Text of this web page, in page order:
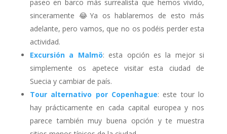
paseo en barco más surrealista que hemos vivido,
sinceramente 😂Ya os hablaremos de esto más
adelante, pero vamos, que no os podéis perder esta
actividad.
Excursión a Malmö: esta opción es la mejor si
simplemente os apetece visitar esta ciudad de
Suecia y cambiar de país.
Tour alternativo por Copenhague: este tour lo
hay prácticamente en cada capital europea y nos
parece también muy buena opción y te muestra